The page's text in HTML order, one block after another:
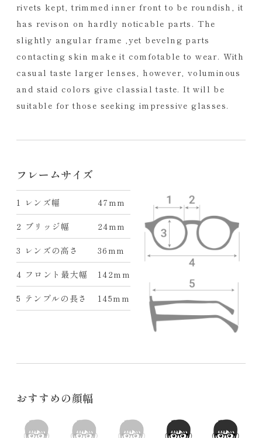
rivets kept, trimmed inner front to be roundish, it
has revison on hardly noticable parts. The
slightly angular frame ,yet bevelng parts
contacting skin make it comfotable to wear. With
casual taste larger lenses, however, voluminous
and staid colors give classial taste. It will be
suitable for those seeking impressive glasses.
フレームサイズ
1 レンズ幅 47mm
2 ブリッジ幅 24mm
3 レンズの高さ 36mm
4 フロント最大幅 142mm
5 テンプルの長さ 145mm
おすすめの顔幅